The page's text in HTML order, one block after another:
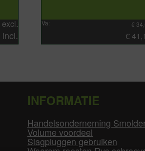
excl.
incl.
Va: €
€
INFORMATIE
Handelsonderneming
Volume voordeel
Slagpluggen gebruiken